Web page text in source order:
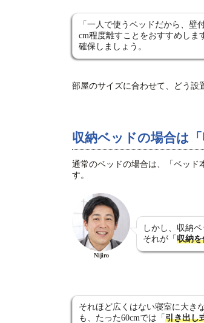
「一人で使うベッドだから、壁
cm程度離すことをおすすめしま
確保しましょう。
部屋のサイズに合わせて、どう設
収納ベッドの場合は
通常のベッドの場合は、「ベッド
す。
Nijiro
しかし、収納
それが「 収納
それほど広くはない寝室に大き
も、たった60cmでは「 引き出し